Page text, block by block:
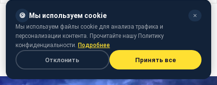
ЖИЗНЬ 14 июня 2018 · 16:40
Грози, зливи і шквали: синоптик
попередила українців про негоду
В Україні очікуються дощі з градом
🍪 Мы используем cookie ✕
Мы используем файлы cookie для анализа трафика и
персонализации контента. Прочитайте нашу Политику
конфиденциальности. Подробнее
Отклонить Принять все